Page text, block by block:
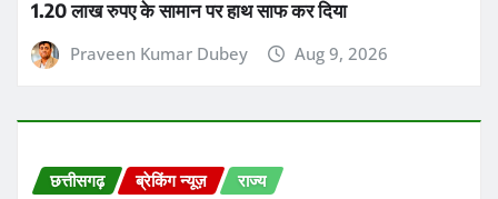
1.20 लाख रुपए के सामान पर हाथ साफ कर दिया
Praveen Kumar Dubey Aug 9, 2026
छत्तीसगढ़ ब्रेकिंग न्यूज़ राज्य